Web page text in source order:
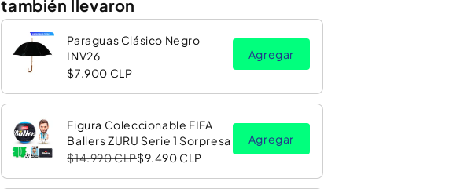
también llevaron
Paraguas Clásico Negro
INV26
$7.900 CLP
Agregar
Figura Coleccionable FIFA
Ballers ZURU Serie 1 Sorpresa
$14.990 CLP$9.490 CLP
Agregar